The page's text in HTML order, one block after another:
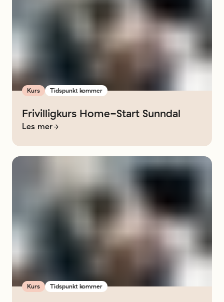
Kurs Tidspunkt kommer
Frivilligkurs Home-Start Sunndal
Les mer
Kurs Tidspunkt kommer